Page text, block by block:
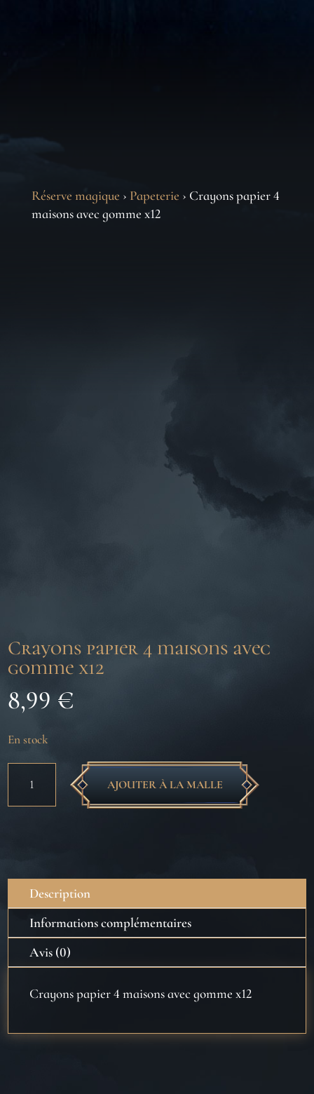
Réserve magique › Papeterie › Crayons papier 4
maisons avec gomme x12
Crayons papier 4 maisons avec
gomme x12
8,99 €
En stock
Crayons
avec
gomme
AJOUTER À LA MALLE
Description
Informations complémentaires
Avis (0)
Crayons papier 4 maisons avec gomme x12